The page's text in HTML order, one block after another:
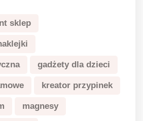
sklep
gadżety dla dzieci
kreator przypinek
magnesy